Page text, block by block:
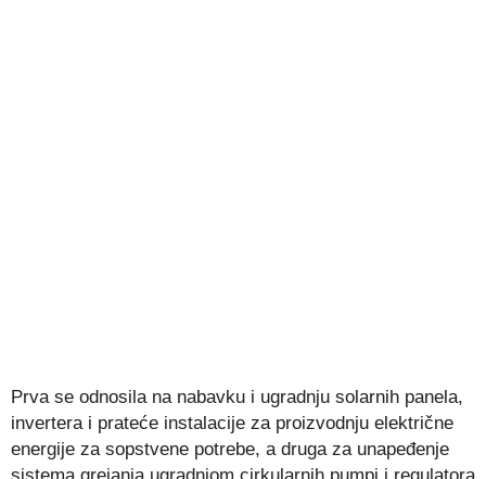
Prva se odnosila na nabavku i ugradnju solarnih panela,
invertera i prateće instalacije za proizvodnju električne
energije za sopstvene potrebe, a druga za unapeđenje